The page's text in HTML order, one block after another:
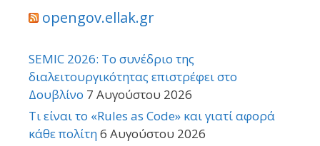
opengov.ellak.gr
SEMIC 2026: Το συνέδριο της
διαλειτουργικότητας επιστρέφει στο
Δουβλίνο 7 Αυγούστου 2026
Τι είναι το «Rules as Code» και γιατί αφορά
κάθε πολίτη6 Αυγούστου 2026